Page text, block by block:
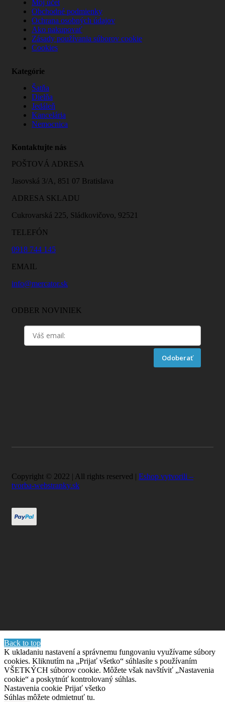
Môj účet
Obchodné podmienky
Ochrana osobných údajov
Ako nakupovať
Zásady používania súborov cookie
Cookies
Kategórie
Šatňa
Dielňa
Jedáleň
Kancelária
Nemocnica
Kontaktujte nás
POŠTOVÁ ADRESA
Jasovská 3/A, 851 07 Bratislava
ADRESA SKLADU
Cukrovarská 225, Sládkovičovo, 92521
TELEFÓN
0918 744 145
EMAIL
info@mercator.sk
ODBER NOVINIEK
Odoberať
Copyright © 2022 | All rights reserved | Eshop vytvorili –
tvorba-webstranky.sk
Back to top
K ukladaniu nastavení a správnemu fungovaniu využívame súbory
cookies. Kliknutím na „Prijať všetko“ súhlasíte s používaním
VŠETKÝCH súborov cookie. Môžete však navštíviť „Nastavenia
cookie“ a poskytnúť kontrolovaný súhlas.
Nastavenia cookie Prijať všetko
Súhlas môžete odmietnuť tu.